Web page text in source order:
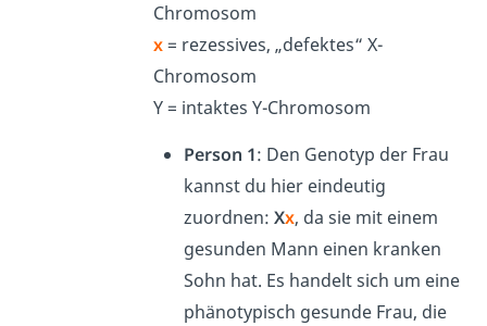
Chromosom
x= rezessives, „defektes“ X-
Chromosom
Y = intaktes Y-Chromosom
Person 1: Den Genotyp der Frau
kannst du hier eindeutig
zuordnen:Xx, da sie mit einem
gesunden Mann einen kranken
Sohn hat. Es handelt sich um eine
phänotypisch gesunde Frau, die